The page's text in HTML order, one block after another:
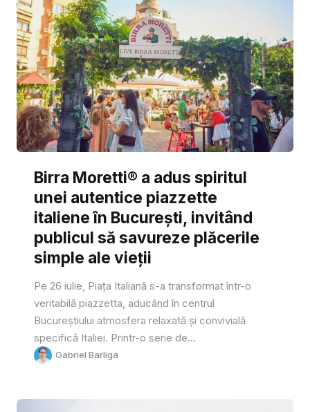
Birra Moretti® a adus spiritul
unei autentice piazzette
italiene în București, invitând
publicul să savureze plăcerile
simple ale vieții
Pe 26 iulie, Piața Italiană s-a transformat într-o
veritabilă piazzetta, aducând în centrul
Bucureștiului atmosfera relaxată și convivială
specifică Italiei. Printr-o serie de...
Gabriel Barliga